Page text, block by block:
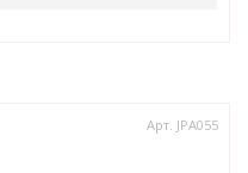
Арт. JPA055